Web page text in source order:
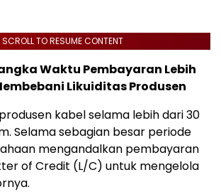
SCROLL TO RESUME CONTENT
Waktu Pembayaran Lebih
Likuiditas Produsen
kabel selama lebih dari 30
Selama sebagian besar periode
mengandalkan pembayaran
of Credit (L/C) untuk mengelola